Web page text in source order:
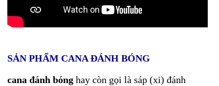
SẢN PHẨM CANA ĐÁNH BÓNG
cana đánh bóng hay còn gọi là sáp (xi) đánh